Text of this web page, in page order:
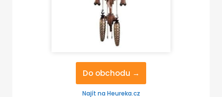
Do obchodu →
Najít na Heureka.cz